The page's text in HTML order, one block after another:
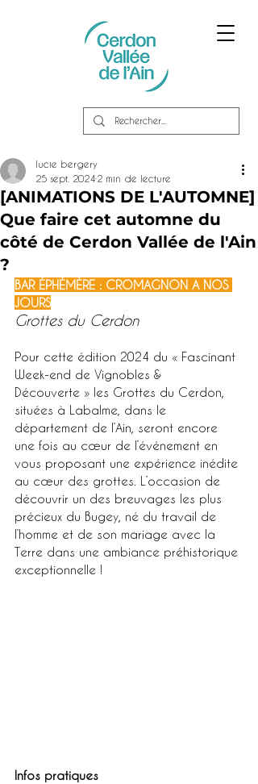
[ANIMATIONS DE L'AUTOMNE]
Que faire cet automne du
côté de Cerdon Vallée de l'Ain
?
lucie bergery
25 sept. 2024 2 min de lecture
BAR ÉPHÉMÈRE : CROMAGNON A NOS
JOURS
Grottes du Cerdon
Pour cette édition 2024 du « Fascinant
Week-end de Vignobles &
Découverte » les Grottes du Cerdon,
situées à Labalme, dans le
département de l’Ain, seront encore
une fois au cœur de l’événement en
vous proposant une expérience inédite
au cœur des grottes. L’occasion de
découvrir un des breuvages les plus
précieux du Bugey, né du travail de
l’homme et de son mariage avec la
Terre dans une ambiance préhistorique
exceptionnelle !
Infos pratiques